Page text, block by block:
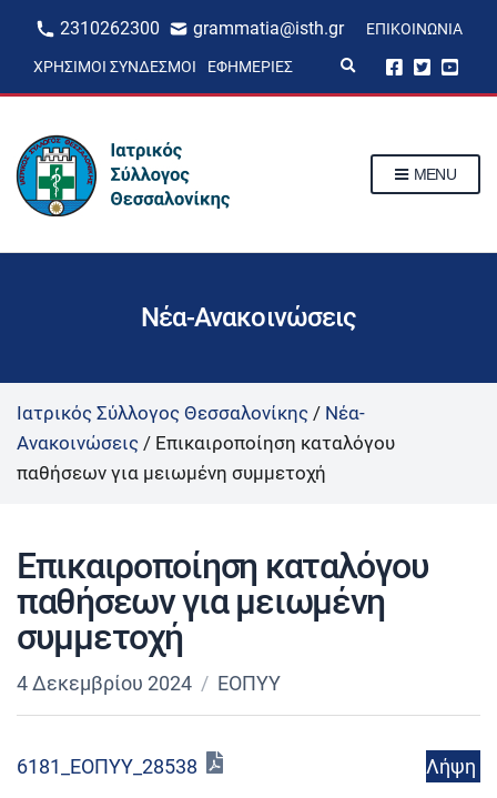
2310262300 grammatia@isth.gr ΕΠΙΚΟΙΝΩΝΊΑ
ΧΡΉΣΙΜΟΙ ΣΎΝΔΕΣΜΟΙ ΕΦΗΜΕΡΊΕΣ
p
m
MENU
Νέα-Ανακοινώσεις
Ιατρικός Σύλλογος Θεσσαλονίκης / Νέα-
Ανακοινώσεις / Επικαιροποίηση καταλόγου
παθήσεων για μειωμένη συμμετοχή
Επικαιροποίηση καταλόγου
παθήσεων για μειωμένη
συμμετοχή
4 Δεκεμβρίου 2024 ΕΟΠΥΥ
6181_ΕΟΠΥΥ_28538 Λήψη